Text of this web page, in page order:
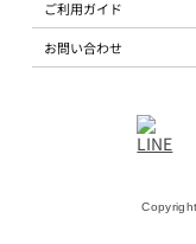
ご利用ガイド
お問い合わせ